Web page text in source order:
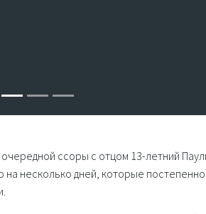
ссоры с отцом 13-летний
на несколько дней, которые